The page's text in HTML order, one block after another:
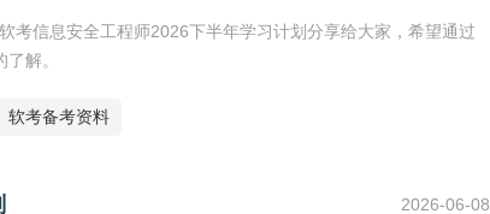
考信息安全工程师2026下半年学习计划分享给大家，希望通过
解。
软考备考资料
2026-06-08